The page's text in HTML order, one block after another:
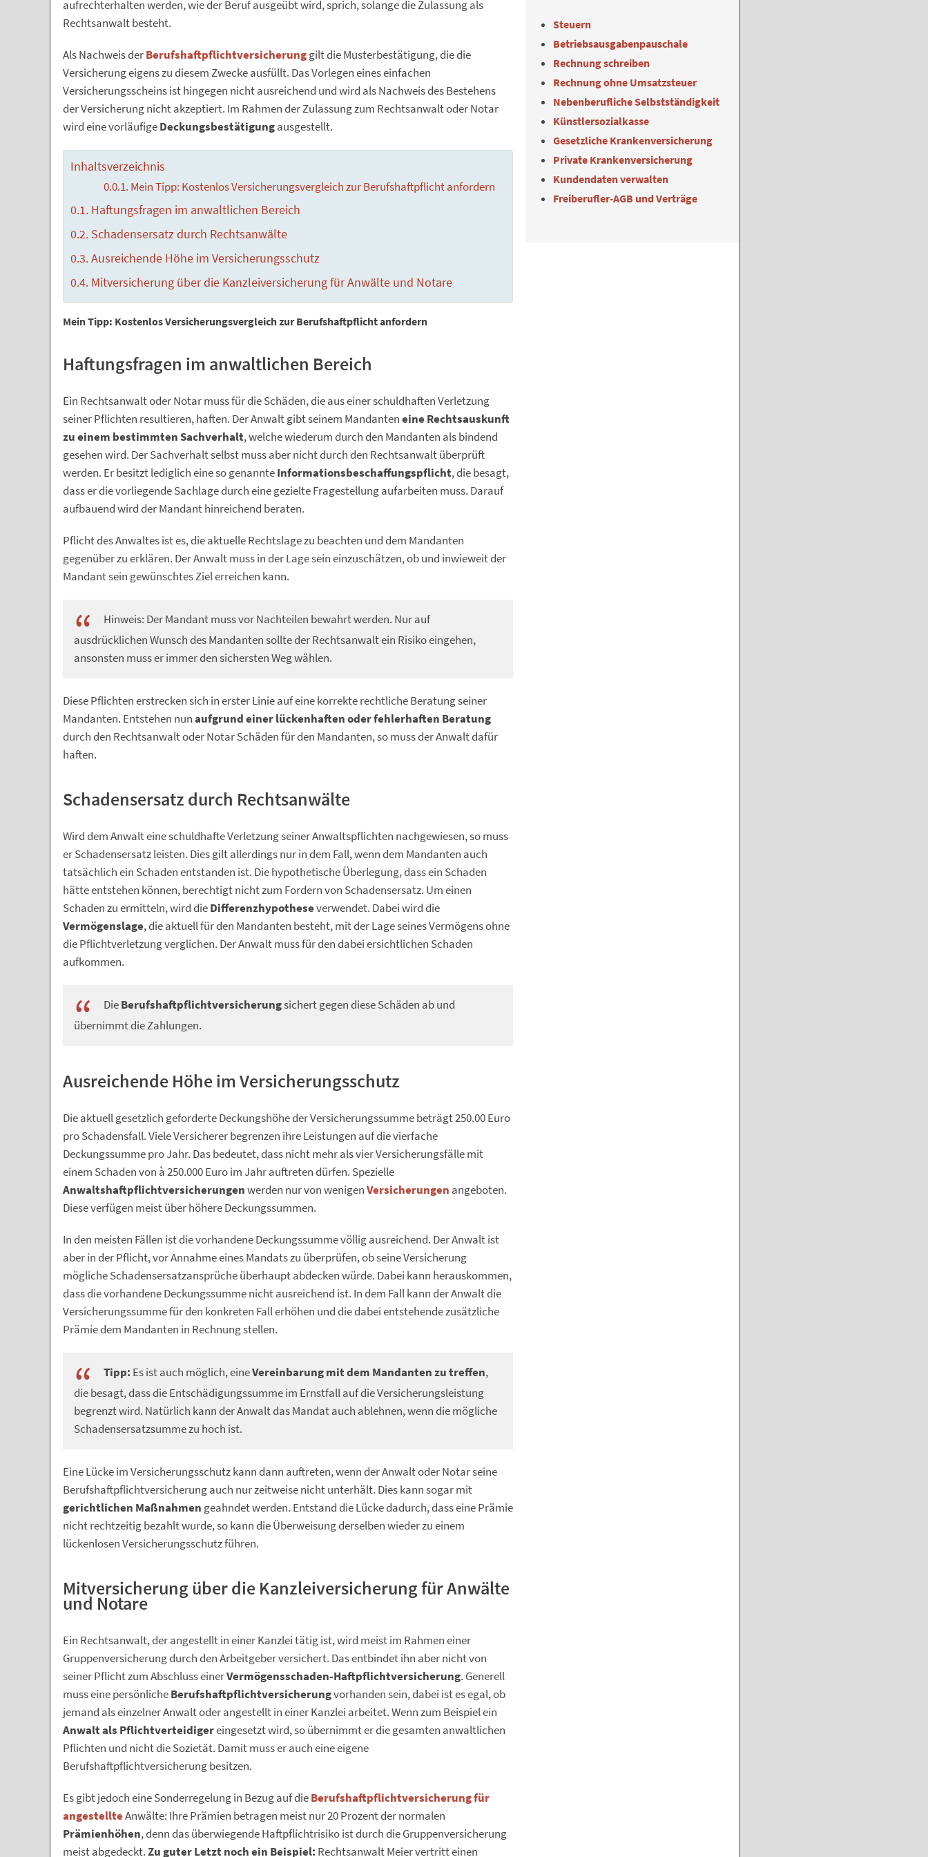
aufrechterhalten werden, wie der Beruf ausgeübt wird, sprich, solange die Zulassung als
Rechtsanwalt besteht.
Als Nachweis derBerufshaftpflichtversicherunggilt die Musterbestätigung, die die
Versicherung eigens zu diesem Zwecke ausfüllt. Das Vorlegen eines einfachen
Versicherungsscheins ist hingegen nicht ausreichend und wird als Nachweis des Bestehens
der Versicherung nicht akzeptiert. Im Rahmen der Zulassung zum Rechtsanwalt oder Notar
wird eine vorläufigeDeckungsbestätigungausgestellt.
Inhaltsverzeichnis
Mein Tipp: Kostenlos Versicherungsvergleich zur Berufshaftpflicht anfordern
Haftungsfragen im anwaltlichen Bereich
Schadensersatz durch Rechtsanwälte
Ausreichende Höhe im Versicherungsschutz
Mitversicherung über die Kanzleiversicherung für Anwälte und Notare
Mein Tipp: Kostenlos Versicherungsvergleich zur Berufshaftpflicht anfordern
Haftungsfragen im anwaltlichen Bereich
Ein Rechtsanwalt oder Notar muss für die Schäden, die aus einer schuldhaften Verletzung
seiner Pflichten resultieren, haften. Der Anwalt gibt seinem Mandanteneine Rechtsauskunft
zu einem bestimmten Sachverhalt, welche wiederum durch den Mandanten als bindend
gesehen wird. Der Sachverhalt selbst muss aber nicht durch den Rechtsanwalt überprüft
werden. Er besitzt lediglich eine so genannteInformationsbeschaffungspflicht, die besagt,
dass er die vorliegende Sachlage durch eine gezielte Fragestellung aufarbeiten muss. Darauf
aufbauend wird der Mandant hinreichend beraten.
Pflicht des Anwaltes ist es, die aktuelle Rechtslage zu beachten und dem Mandanten
gegenüber zu erklären. Der Anwalt muss in der Lage sein einzuschätzen, ob und inwieweit der
Mandant sein gewünschtes Ziel erreichen kann.
Hinweis: Der Mandant muss vor Nachteilen bewahrt werden. Nur auf
ausdrücklichen Wunsch des Mandanten sollte der Rechtsanwalt ein Risiko eingehen,
ansonsten muss er immer den sichersten Weg wählen.
Diese Pflichten erstrecken sich in erster Linie auf eine korrekte rechtliche Beratung seiner
Mandanten. Entstehen nunaufgrund einer lückenhaften oder fehlerhaften Beratung
durch den Rechtsanwalt oder Notar Schäden für den Mandanten, so muss der Anwalt dafür
haften.
Schadensersatz durch Rechtsanwälte
Wird dem Anwalt eine schuldhafte Verletzung seiner Anwaltspflichten nachgewiesen, so muss
er Schadensersatz leisten. Dies gilt allerdings nur in dem Fall, wenn dem Mandanten auch
tatsächlich ein Schaden entstanden ist. Die hypothetische Überlegung, dass ein Schaden
hätte entstehen können, berechtigt nicht zum Fordern von Schadensersatz. Um einen
Schaden zu ermitteln, wird dieDifferenzhypotheseverwendet. Dabei wird die
Vermögenslage, die aktuell für den Mandanten besteht, mit der Lage seines Vermögens ohne
die Pflichtverletzung verglichen. Der Anwalt muss für den dabei ersichtlichen Schaden
aufkommen.
DieBerufshaftpflichtversicherungsichert gegen diese Schäden ab und
übernimmt die Zahlungen.
Ausreichende Höhe im Versicherungsschutz
Die aktuell gesetzlich geforderte Deckungshöhe der Versicherungssumme beträgt 250.00 Euro
pro Schadensfall. Viele Versicherer begrenzen ihre Leistungen auf die vierfache
Deckungssumme pro Jahr. Das bedeutet, dass nicht mehr als vier Versicherungsfälle mit
einem Schaden von à 250.000 Euro im Jahr auftreten dürfen. Spezielle
Anwaltshaftpflichtversicherungenwerden nur von wenigenVersicherungen angeboten.
Diese verfügen meist über höhere Deckungssummen.
In den meisten Fällen ist die vorhandene Deckungssumme völlig ausreichend. Der Anwalt ist
aber in der Pflicht, vor Annahme eines Mandats zu überprüfen, ob seine Versicherung
mögliche Schadensersatzansprüche überhaupt abdecken würde. Dabei kann herauskommen,
dass die vorhandene Deckungssumme nicht ausreichend ist. In dem Fall kann der Anwalt die
Versicherungssumme für den konkreten Fall erhöhen und die dabei entstehende zusätzliche
Prämie dem Mandanten in Rechnung stellen.
Tipp: Es ist auch möglich, eineVereinbarung mit dem Mandanten zu treffen,
die besagt, dass die Entschädigungssumme im Ernstfall auf die Versicherungsleistung
begrenzt wird. Natürlich kann der Anwalt das Mandat auch ablehnen, wenn die mögliche
Schadensersatzsumme zu hoch ist.
Eine Lücke im Versicherungsschutz kann dann auftreten, wenn der Anwalt oder Notar seine
Berufshaftpflichtversicherung auch nur zeitweise nicht unterhält. Dies kann sogar mit
gerichtlichen Maßnahmen geahndet werden. Entstand die Lücke dadurch, dass eine Prämie
nicht rechtzeitig bezahlt wurde, so kann die Überweisung derselben wieder zu einem
lückenlosen Versicherungsschutz führen.
Mitversicherung über die Kanzleiversicherung für Anwälte
und Notare
Ein Rechtsanwalt, der angestellt in einer Kanzlei tätig ist, wird meist im Rahmen einer
Gruppenversicherung durch den Arbeitgeber versichert. Das entbindet ihn aber nicht von
seiner Pflicht zum Abschluss einerVermögensschaden-Haftpflichtversicherung. Generell
muss eine persönlicheBerufshaftpflichtversicherungvorhanden sein, dabei ist es egal, ob
jemand als einzelner Anwalt oder angestellt in einer Kanzlei arbeitet. Wenn zum Beispiel ein
Anwalt als Pflichtverteidigereingesetzt wird, so übernimmt er die gesamten anwaltlichen
Pflichten und nicht die Sozietät. Damit muss er auch eine eigene
Berufshaftpflichtversicherung besitzen.
Es gibt jedoch eine Sonderregelung in Bezug auf dieBerufshaftpflichtversicherung für
angestellteAnwälte: Ihre Prämien betragen meist nur 20 Prozent der normalen
Prämienhöhen, denn das überwiegende Haftpflichtrisiko ist durch die Gruppenversicherung
meist abgedeckt.Zu guter Letzt noch ein Beispiel: Rechtsanwalt Meier vertritt einen
Steuern
Betriebsausgabenpauschale
Rechnung schreiben
Rechnung ohne Umsatzsteuer
Nebenberufliche Selbstständigkeit
Künstlersozialkasse
Gesetzliche Krankenversicherung
Private Krankenversicherung
Kundendaten verwalten
Freiberufler-AGB und Verträge